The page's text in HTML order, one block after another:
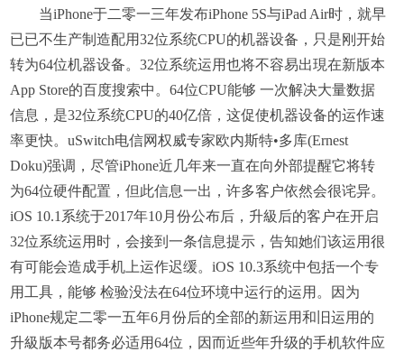
当iPhone于二零一三年发布iPhone 5S与iPad Air时，就早
已已不生产制造配用32位系统CPU的机器设备，只是刚开始
转为64位机器设备。32位系统运用也将不容易出現在新版本
App Store的百度搜索中。64位CPU能够 一次解决大量数据
信息，是32位系统CPU的40亿倍，这促使机器设备的运作速
率更快。uSwitch电信网权威专家欧内斯特•多库(Ernest
Doku)强调，尽管iPhone近几年来一直在向外部提醒它将转
为64位硬件配置，但此信息一出，许多客户依然会很诧异。
iOS 10.1系统于2017年10月份公布后，升級后的客户在开启
32位系统运用时，会接到一条信息提示，告知她们该运用很
有可能会造成手机上运作迟缓。iOS 10.3系统中包括一个专
用工具，能够 检验没法在64位环境中运行的运用。因为
iPhone规定二零一五年6月份后的全部的新运用和旧运用的
升級版本号都务必适用64位，因而近些年升级的手机软件应